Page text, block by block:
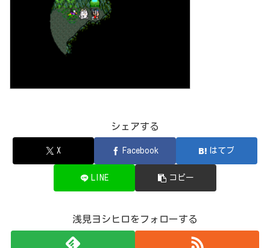
シェアする
X Facebook はてブ
LINE コピー
浅見ヨシヒロをフォローする